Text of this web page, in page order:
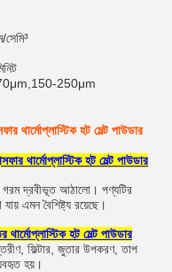
250μm
থার্মোপ্লাস্টিক হট মেল্ট পাউডার
থার্মোপ্লাস্টিক হট মেল্ট পাউডার
গরম দ্রবীভূত আঠালো। পণ্যটির
এমন বৈশিষ্ট্য রয়েছে।
থার্মোপ্লাস্টিক হট মেল্ট পাউডার
ফিল্টার, জুতার উপকরণ, তাপ
হয়।